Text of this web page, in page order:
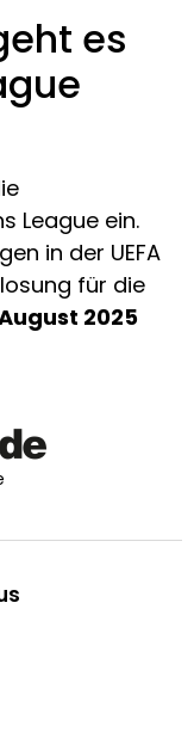
es
League ein.
in der UEFA
für die
2025